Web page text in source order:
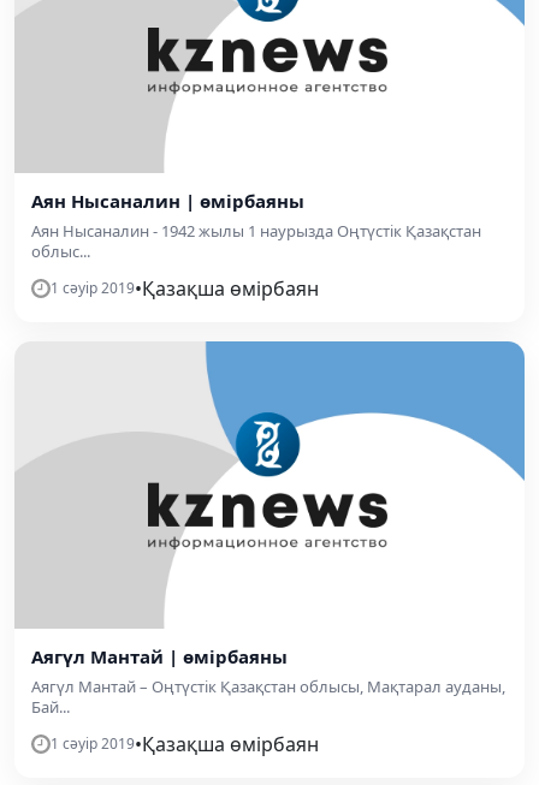
Аян Нысаналин | өмірбаяны
Аян Нысаналин - 1942 жылы 1 наурызда Оңтүстік Қазақстан
облыс...
1 сәуір 2019•Қазақша өмірбаян
Аягүл Мантай | өмірбаяны
Аягүл Мантай – Оңтүстік Қазақстан облысы, Мақтарал ауданы,
Бай...
1 сәуір 2019•Қазақша өмірбаян